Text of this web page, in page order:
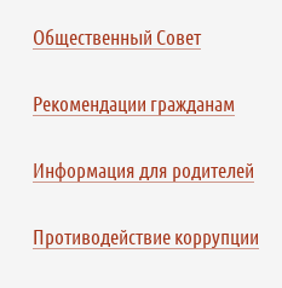
Общественный Совет
Рекомендации гражданам
Информация для родителей
Противодействие коррупции